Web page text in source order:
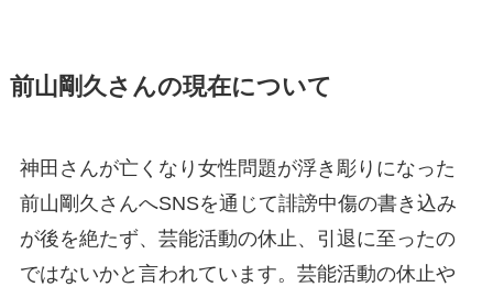
前山剛久さんの現在について
神田さんが亡くなり女性問題が浮き彫りになった
前山剛久さんへSNSを通じて誹謗中傷の書き込み
が後を絶たず、芸能活動の休止、引退に至ったの
ではないかと言われています。芸能活動の休止や